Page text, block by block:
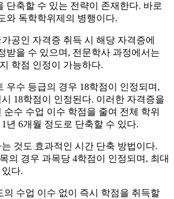
단축할 수 있는 전략이 존재한다. 바로
와 독학학위제의 병행이다.
공인 자격증 취득 시 해당 자격증에
받을 수 있으며, 전문학사 과정에서는
학점 인정이 가능하다.
우수 등급의 경우 18학점이 인정되며,
18학점이 인정된다. 이러한 자격증을
수 수업 이수 학점을 줄여 전체 학위
년 6개월 정도로 단축할 수 있다.
것도 효과적인 시간 단축 방법이다.
의 경우 과목당 4학점이 인정되며, 최대
다.
의 수업 이수 없이 즉시 학점을 취득할